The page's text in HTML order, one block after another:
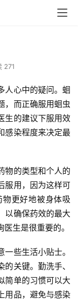
271
人心中的疑问。蛔
，而正确服用蛔虫
生的建议下服用效
感染程度来决定最
物的类型和个人的
服用，因为这样可
更好地被身体吸
以确保药效的最大
生是很重要的。
些生活小贴士。
关键。勤洗手、
简单的习惯可以大
用品，避免与感染